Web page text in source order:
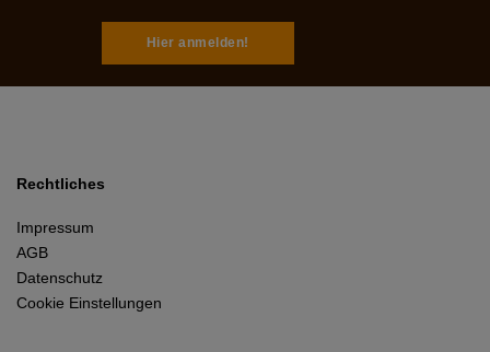
Hier anmelden!
Rechtliches
Impressum
AGB
Datenschutz
Cookie Einstellungen